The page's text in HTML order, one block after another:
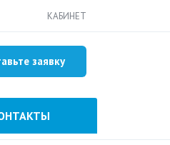
КАБИНЕТ
заявку